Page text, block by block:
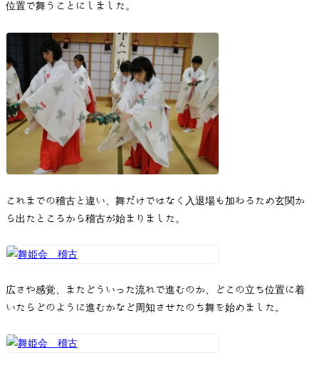
位置で舞うことにしました。
これまでの稽古と違い、舞だけではなく入退場も加わるため玄関か
ら出たところから稽古が始まりました。
広さや感覚、またどういった流れで進むのか、どこの立ち位置に着
いたらどのように進むかなど周知させたのち舞を始めました。